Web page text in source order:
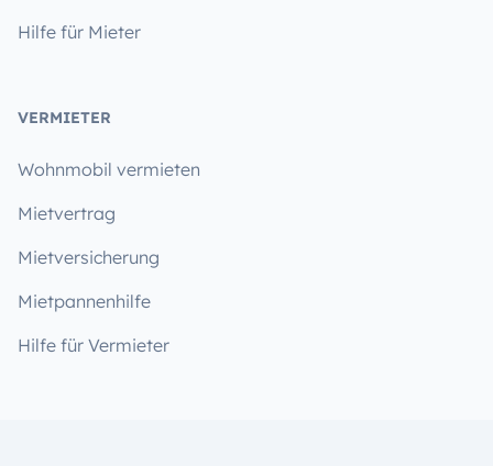
Hilfe für Mieter
VERMIETER
Wohnmobil vermieten
Mietvertrag
Mietversicherung
Mietpannenhilfe
Hilfe für Vermieter